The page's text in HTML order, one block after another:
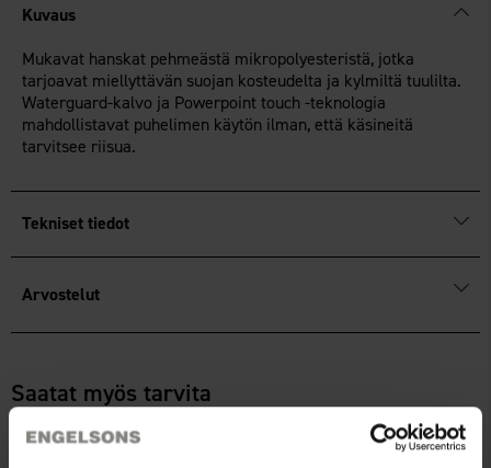
Kuvaus
Mukavat hanskat pehmeästä mikropolyesteristä, jotka
tarjoavat miellyttävän suojan kosteudelta ja kylmiltä tuulilta.
Waterguard-kalvo ja Powerpoint touch -teknologia
mahdollistavat puhelimen käytön ilman, että käsineitä
tarvitsee riisua.
Tekniset tiedot
Arvostelut
Saatat myös tarvita